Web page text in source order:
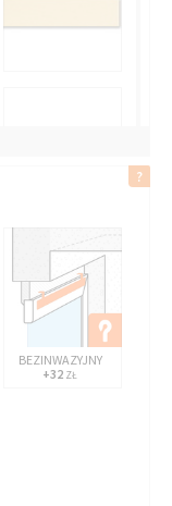
BEZINWAZYJNY
+32 ZŁ